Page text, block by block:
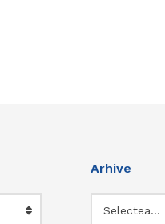
Arhive
Selectează luna